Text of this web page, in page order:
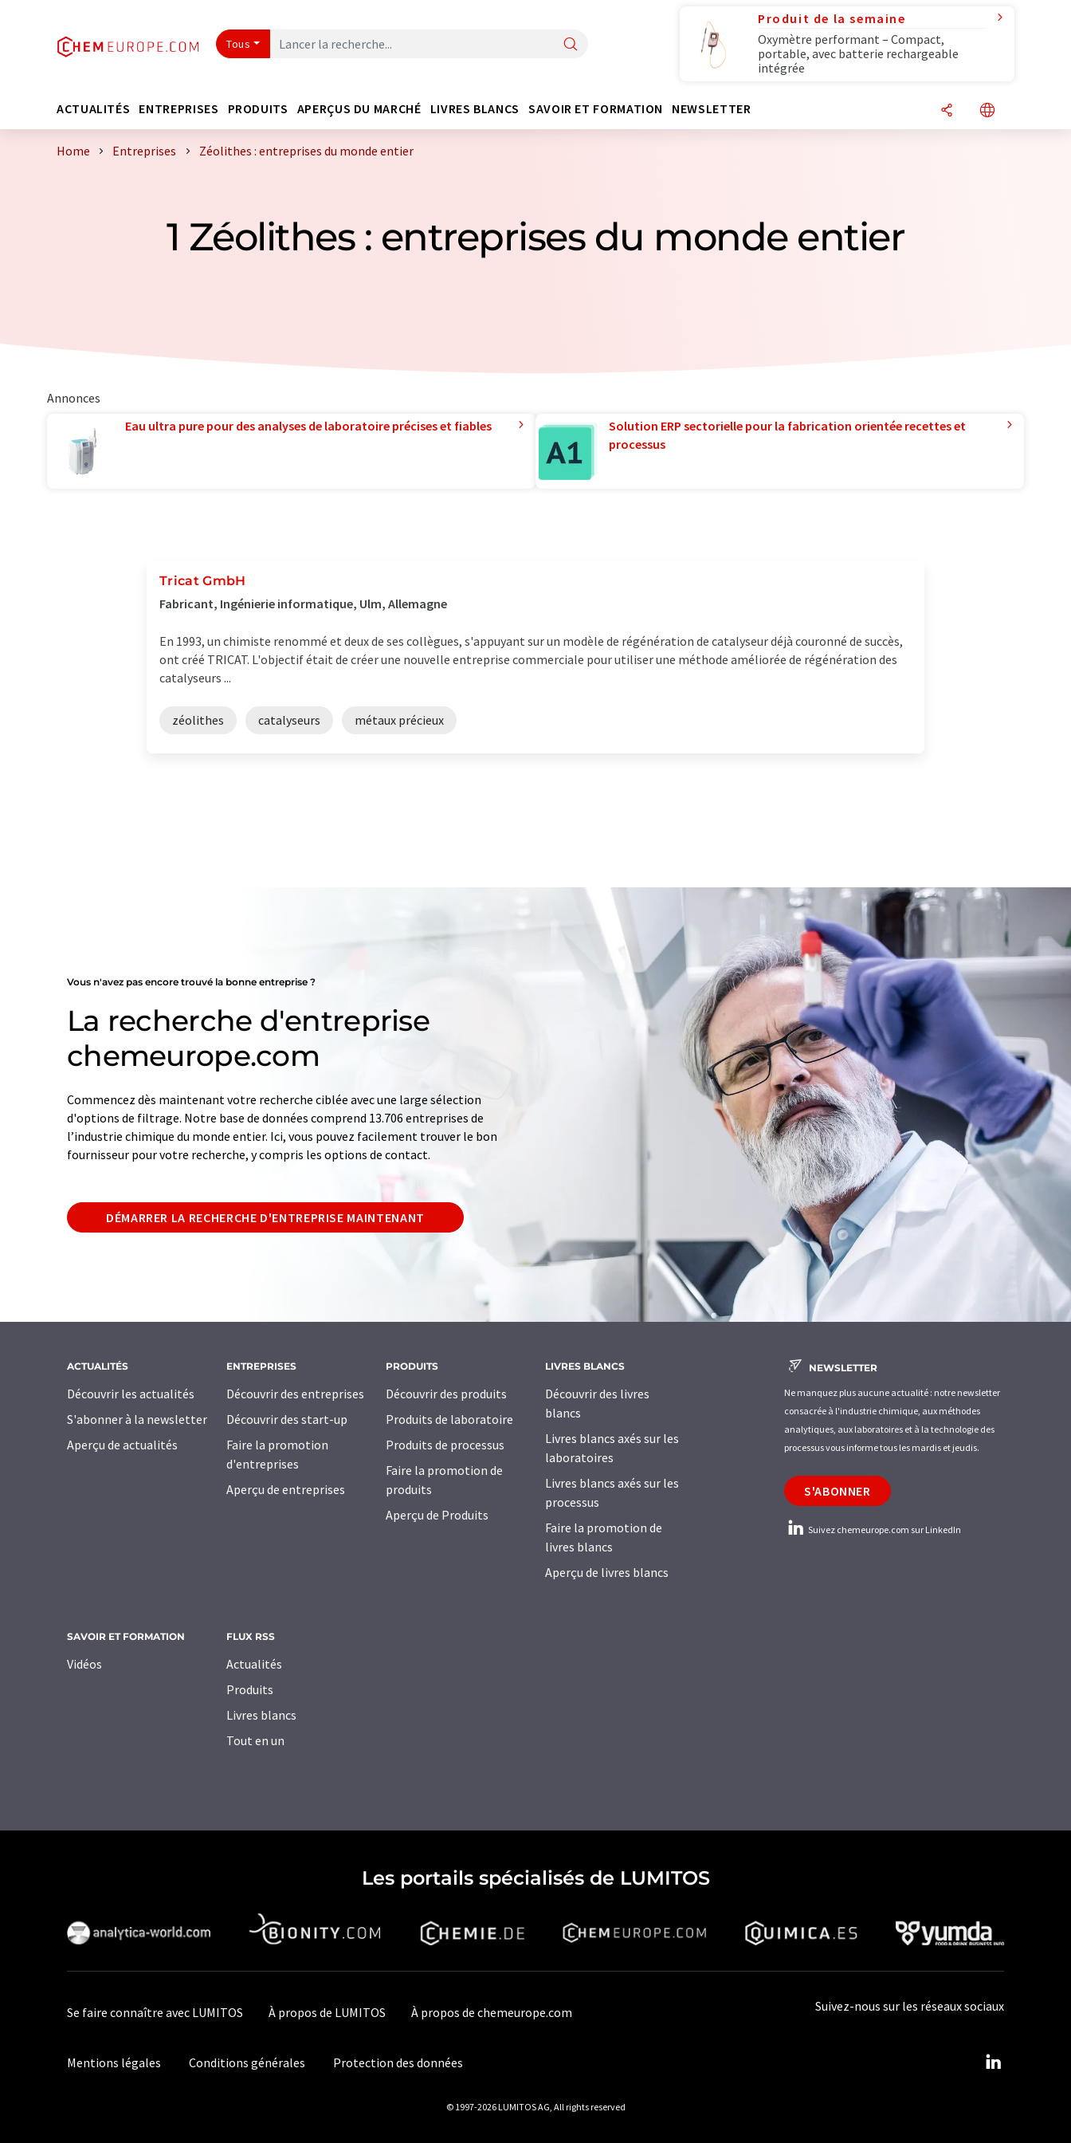
Tous
Produit de la semaine
Oxymètre performant – Compact,
portable, avec batterie rechargeable
intégrée
ACTUALITÉS ENTREPRISES PRODUITS APERÇUS DU MARCHÉ LIVRES BLANCS SAVOIR ET FORMATION NEWSLETTER
Home Entreprises Zéolithes : entreprises du monde entier
1 Zéolithes : entreprises du monde entier
Annonces
Eau ultra pure pour des analyses de laboratoire précises et fiables
Solution ERP sectorielle pour la fabrication orientée recettes et
processus
Tricat GmbH
Fabricant, Ingénierie informatique, Ulm, Allemagne
En 1993, un chimiste renommé et deux de ses collègues, s'appuyant sur un modèle de régénération de catalyseur déjà couronné de succès,
ont créé TRICAT. L'objectif était de créer une nouvelle entreprise commerciale pour utiliser une méthode améliorée de régénération des
catalyseurs ...
zéolithes catalyseurs métaux précieux
Vous n'avez pas encore trouvé la bonne entreprise ?
La recherche d'entreprise
chemeurope.com
Commencez dès maintenant votre recherche ciblée avec une large sélection
d'options de filtrage. Notre base de données comprend 13.706 entreprises de
l’industrie chimique du monde entier. Ici, vous pouvez facilement trouver le bon
fournisseur pour votre recherche, y compris les options de contact.
DÉMARRER LA RECHERCHE D'ENTREPRISE MAINTENANT
ACTUALITÉS
Découvrir les actualités
S'abonner à la newsletter
Aperçu de actualités
ENTREPRISES
Découvrir des entreprises
Découvrir des start-up
Faire la promotion
d'entreprises
Aperçu de entreprises
PRODUITS
Découvrir des produits
Produits de laboratoire
Produits de processus
Faire la promotion de
produits
Aperçu de Produits
LIVRES BLANCS
Découvrir des livres
blancs
Livres blancs axés sur les
laboratoires
Livres blancs axés sur les
processus
Faire la promotion de
livres blancs
Aperçu de livres blancs
SAVOIR ET FORMATION
Vidéos
FLUX RSS
Actualités
Produits
Livres blancs
Tout en un
NEWSLETTER
Ne manquez plus aucune actualité : notre newsletter
consacrée à l'industrie chimique, aux méthodes
analytiques, aux laboratoires et à la technologie des
processus vous informe tous les mardis et jeudis.
S'ABONNER
Suivez chemeurope.com sur LinkedIn
Les portails spécialisés de LUMITOS
Se faire connaître avec LUMITOS À propos de LUMITOS À propos de chemeurope.com
Mentions légales Conditions générales Protection des données
Suivez-nous sur les réseaux sociaux
© 1997-2026 LUMITOS AG, All rights reserved